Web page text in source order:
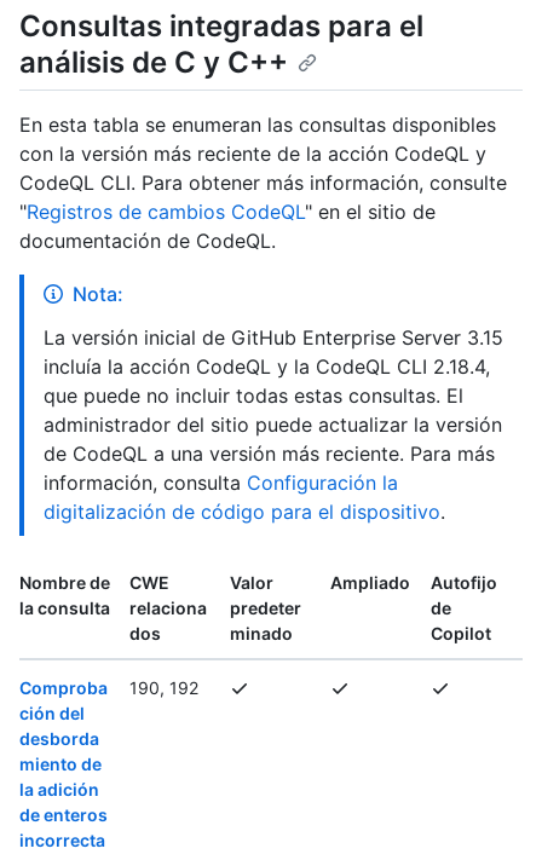
Consultas integradas para el
análisis de C y C++
En esta tabla se enumeran las consultas disponibles
con la versión más reciente de la acción CodeQL y
CodeQL CLI. Para obtener más información, consulte
"Registros de cambios CodeQL" en el sitio de
documentación de CodeQL.
Nota:
La versión inicial de GitHub Enterprise Server 3.15
incluía la acción CodeQL y la CodeQL CLI 2.18.4,
que puede no incluir todas estas consultas. El
administrador del sitio puede actualizar la versión
de CodeQL a una versión más reciente. Para más
información, consulta Configuración la
digitalización de código para el dispositivo.
Nombre de
la consulta
CWE
relaciona
dos
Valor
predeter
minado
Ampliado
Autofijo
de
Copilot
Comproba
ción del
desborda
miento de
la adición
de enteros
incorrecta
190, 192